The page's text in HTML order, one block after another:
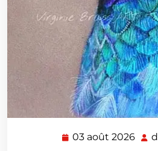
03 août 2026 03